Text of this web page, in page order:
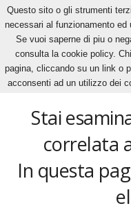
Home Tags Dean ambrose
dean ambrose
Stai
correlata
In questa
Questo sito o gli strumenti
necessari al funzionamento
Se vuoi saperne di piu o
consulta la cookie policy.
pagina, cliccando su un link o
acconsenti ad un utilizzo dei